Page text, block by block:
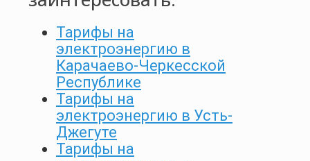
Тарифы на
электроэнергию в
Карачаево-Черкесской
Республике
Тарифы на
электроэнергию в Усть-
Джегуте
Тарифы на